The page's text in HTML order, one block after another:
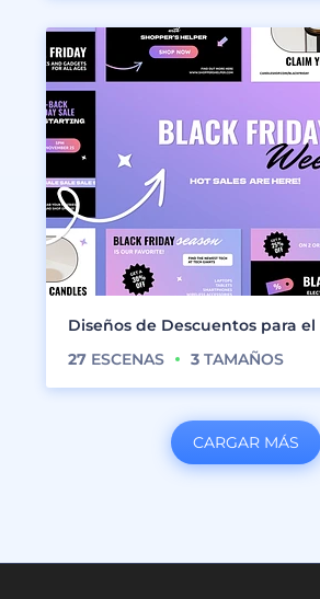
Diseños de Descuentos para
27 ESCENAS 3 TAMAÑOS
CARGAR MÁS